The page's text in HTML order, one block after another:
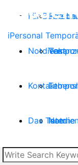
Für
Interne
Notdienst
Kontakt
Das Team
Das
Blog
iPersonal
Suche: